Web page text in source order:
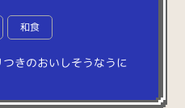
和食
つきのおい しそうなうに